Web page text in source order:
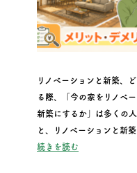
リノベーションと新築、
る際、「今の家をリノベ
新築にするか」は多くの
と、リノベーションと新
続きを読む“リノベと新築